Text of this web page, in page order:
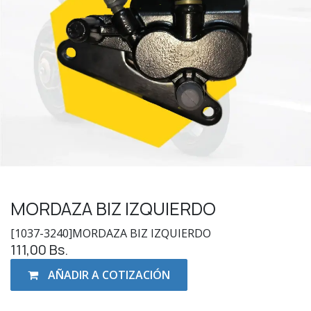
MORDAZA BIZ IZQUIERDO
[1037-3240]MORDAZA BIZ IZQUIERDO
111,00 Bs.
AÑADIR A COTIZACIÓN